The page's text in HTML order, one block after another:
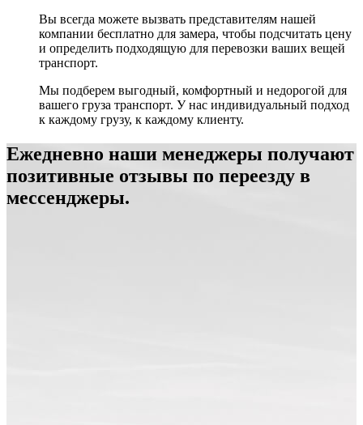
Вы всегда можете вызвать представителям нашей
компании бесплатно для замера, чтобы подсчитать цену
и определить подходящую для перевозки ваших вещей
транспорт.
Мы подберем выгодный, комфортный и недорогой для
вашего груза транспорт. У нас индивидуальный подход
к каждому грузу, к каждому клиенту.
Ежедневно наши менеджеры получают
позитивные отзывы по переезду в
мессенджеры.